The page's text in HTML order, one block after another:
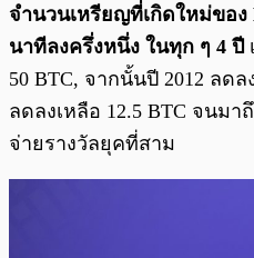
จำนวนเหรียญที่เกิดใหม่ของ
นาทีลงครึ่งหนึ่ง ในทุก ๆ 4 ปี
50 BTC, จากนั้นปี 2012 ลดล
ลดลงเหลือ 12.5 BTC จนม
จ่ายรางวัลยุคที่สาม